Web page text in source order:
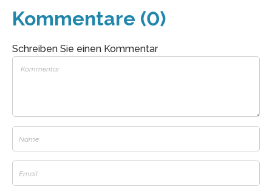
Kommentare (0)
Schreiben Sie einen Kommentar